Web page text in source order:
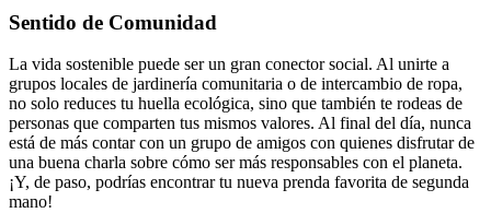
Sentido de Comunidad
La vida sostenible puede ser un gran conector social. Al unirte a
grupos locales de jardinería comunitaria o de intercambio de ropa,
no solo reduces tu huella ecológica, sino que también te rodeas de
personas que comparten tus mismos valores. Al final del día, nunca
está de más contar con un grupo de amigos con quienes disfrutar de
una buena charla sobre cómo ser más responsables con el planeta.
¡Y, de paso, podrías encontrar tu nueva prenda favorita de segunda
mano!